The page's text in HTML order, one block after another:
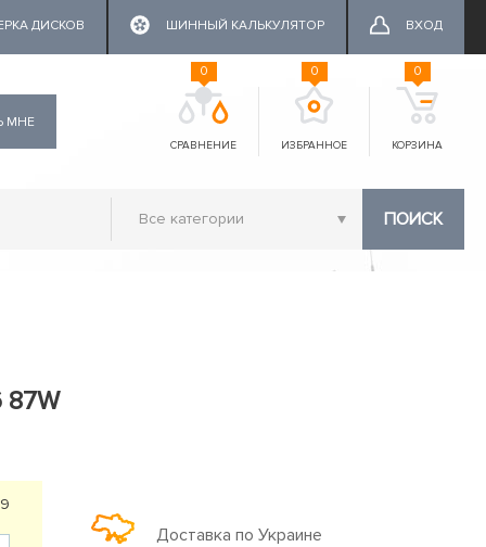
ДИСКОВ ШИННЫЙ КАЛЬКУЛЯТОР ВХОД
МНЕ
СРАВНЕНИЕ
0
ИЗБРАННОЕ
0
КОРЗИНА
0
ПОИСК
87W
Доставка по Украине